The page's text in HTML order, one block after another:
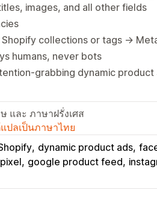
images, and all other fields
collections or tags →
humans, never bots
grabbing dynamic product
และ ภาษาฝรั่งเศส
ปลเป็นภาษาไทย
dynamic product ads
google product feed